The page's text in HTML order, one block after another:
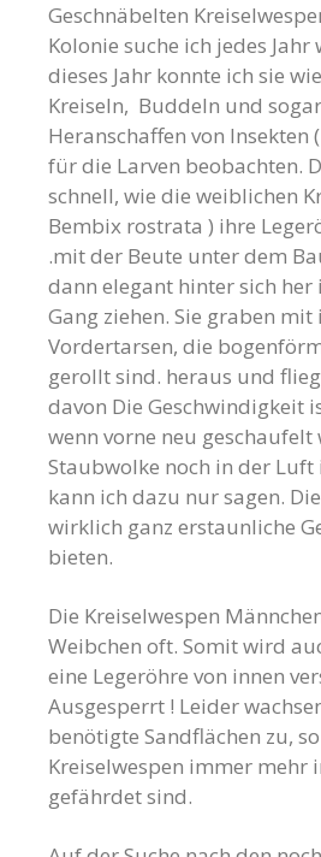
Geschnäbelten
Kolonie suche ich jedes
dieses Jahr konnte ich sie
Kreiseln, Buddeln und
Heranschaffen von Insekten
für die Larven beobachten.
schnell, wie die weiblichen
Bembix rostrata ) ihre
.mit der Beute unter dem
dann elegant hinter sich her
Gang ziehen. Sie graben mit
Vordertarsen, die
gerollt sind. heraus und
davon Die Geschwindigkeit
wenn vorne neu
Staubwolke noch in der Luft
kann ich dazu nur sagen.
wirklich ganz erstaunliche
bieten.
Die Kreiselwespen
Weibchen oft. Somit wird
eine Legeröhre von innen
Ausgesperrt ! Leider
benötigte Sandflächen zu,
Kreiselwespen immer mehr
gefährdet sind.